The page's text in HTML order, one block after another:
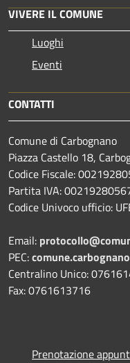
VIVERE IL COMUNE
Luoghi
Eventi
CONTATTI
Comune di Carbognano
Piazza Castello 18,
Codice Fiscale:
Partita IVA:
Codice Univoco ufficio:
Email:
PEC:
Centralino Unico:
Fax: 0761613716
Prenotazione